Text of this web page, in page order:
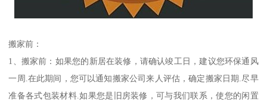
搬家前：
1、搬家前：如果您的新居在装修，请确认竣工日，建议您环保通风
一周.在此期间，您可以通知搬家公司来人评估，确定搬家日期.尽早
准备各式包装材料.如果您是旧房装修，可与我们联系，使您的闲置